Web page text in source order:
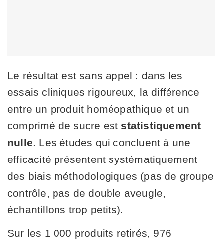
Le résultat est sans appel : dans les
essais cliniques rigoureux, la différence
entre un produit homéopathique et un
comprimé de sucre est statistiquement
nulle. Les études qui concluent à une
efficacité présentent systématiquement
des biais méthodologiques (pas de groupe
contrôle, pas de double aveugle,
échantillons trop petits).
Sur les 1 000 produits retirés, 976